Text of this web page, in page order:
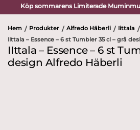
Köp sommarens Limiterade
Hem / Produkter / Alfredo Häberli / Iittala /
IIttala – Essence – 6 st Tumbler 35 cl – grå
IIttala – Essence – 6 st
design Alfredo Häberli